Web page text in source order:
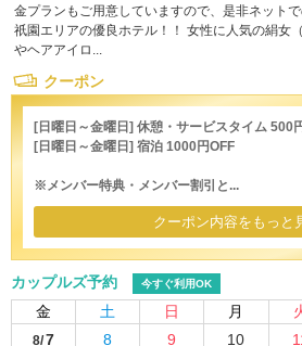
金プランもご用意していますので、是非ネットで
祇園エリアの優良ホテル！！ 女性に人気の絹女
やヘアアイロ...
クーポン
[日曜日～金曜日] 休憩・サービスタイム 500
[日曜日～金曜日] 宿泊 1000円OFF
※メンバー特典・メンバー割引と...
クーポン内容をもっと
カップルズ予約 今すぐ利用OK
金 土 日 月
8/7 8 9 10